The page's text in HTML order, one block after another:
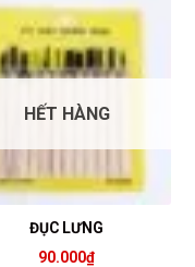
HẾT HÀNG
ĐỤC LƯNG
90.000₫